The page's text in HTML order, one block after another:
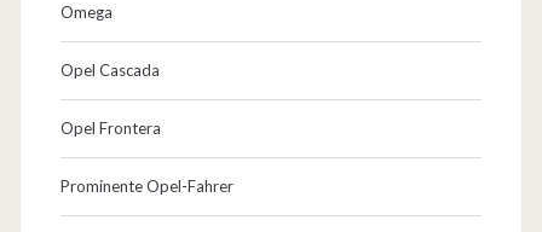
Omega
Opel Cascada
Opel Frontera
Prominente Opel-Fahrer